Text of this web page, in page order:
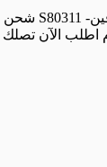
غطاء وسادة كنب (غطاء خدادية) منقوش من الطرفين- S80311 شحن
العالم من قصر الباشا خلال 3 الى 5 أيام اطلب الآن تصلك